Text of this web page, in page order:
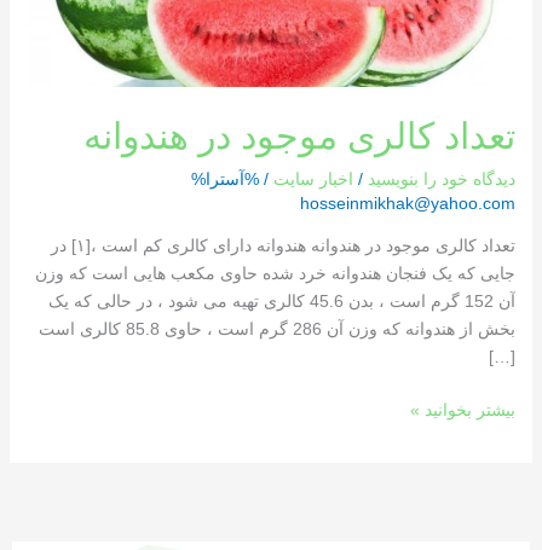
تعداد کالری موجود در هندوانه
دیدگاه‌ خود را بنویسید / اخبار سایت / %آسترا%
hosseinmikhak@yahoo.com
تعداد کالری موجود در هندوانه هندوانه دارای کالری کم است ،[١] در
جایی که یک فنجان هندوانه خرد شده حاوی مکعب هایی است که وزن
آن 152 گرم است ، بدن 45.6 کالری تهیه می شود ، در حالی که یک
بخش از هندوانه که وزن آن 286 گرم است ، حاوی 85.8 کالری است
[…]
بیشتر بخوانید »